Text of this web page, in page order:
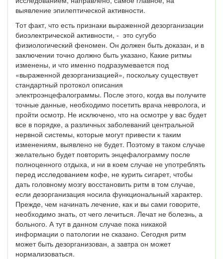
выявление эпилептической активности.
Тот факт, что есть признаки выраженной дезорганизации
биоэлектрической активности, - это сугубо
физиологический феномен. Он должен быть доказан, и в
заключении точно должно быть указано, Какие ритмы
изменены, и что именно подразумевается под
«выраженной дезорганизацией», поскольку существует
стандартный протокол описания
электроэнцефалограммы. После этого, когда вы получите
точные данные, необходимо посетить врача невролога, и
пройти осмотр. Не исключено, что на осмотре у вас будет
все в порядке, а различных заболеваний центральной
нервной системы, которые могут привести к таким
изменениям, выявлено не будет. Поэтому в таком случае
желательно будет повторить энцефалограмму после
полноценного отдыха, и ни в коем случае не употреблять
перед исследованием кофе, не курить сигарет, чтобы
дать головному мозгу восстановить ритм в том случае,
если дезорганизация носила функциональный характер.
Прежде, чем начинать лечение, как и вы сами говорите,
необходимо знать, от чего лечиться. Лечат не болезнь, а
больного. А тут в данном случае пока никакой
информации о патологии не сказано. Сегодня ритм
может быть дезорганизован, а завтра он может
нормализоваться.